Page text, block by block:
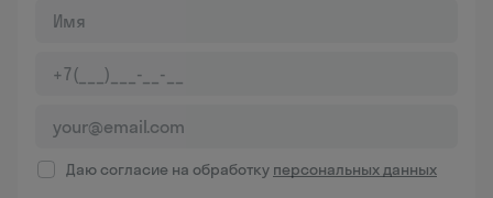
Даю согласие на обработку персональных данных